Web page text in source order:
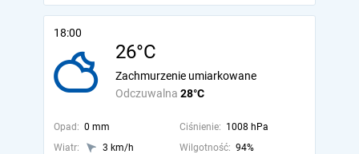
18:00
26°C
Odczuwalna 28°C
Zachmurzenie umiarkowane
Opad: 0 mm Ciśnienie: 1008 hPa
Wiatr:
3 km/h Wilgotność: 94%